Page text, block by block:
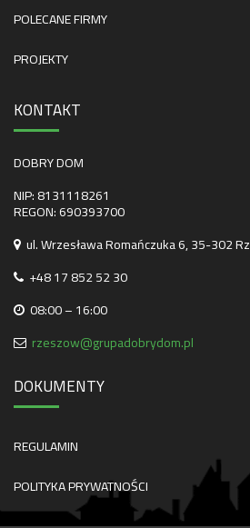
POLECANE FIRMY
PROJEKTY
KONTAKT
DOBRY DOM
NIP: 8131118261
REGON: 690393700
ul. Wrzesława Romańczuka 6, 35-302
+48 17 852 52 30
08:00 – 16:00
rzeszow@grupadobrydom.pl
DOKUMENTY
REGULAMIN
POLITYKA PRYWATNOŚCI